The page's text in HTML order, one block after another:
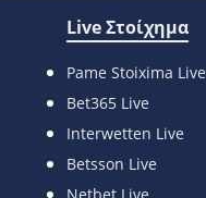
Live Στοίχημα
Pame Stoixima Live
Bet365 Live
Interwetten Live
Betsson Live
Netbet Live